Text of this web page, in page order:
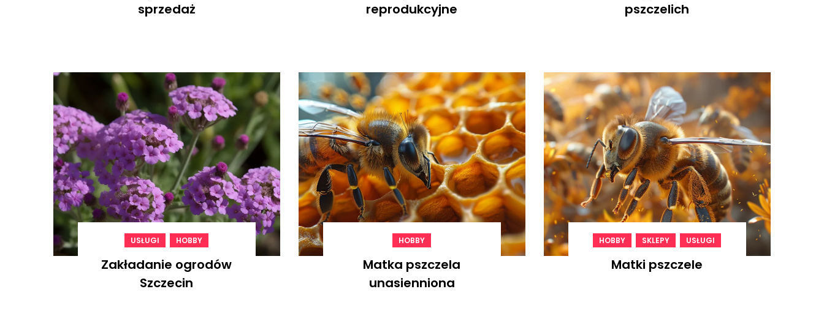
sprzedaż
reprodukcyjne
pszczelich
USŁUGI HOBBY
Zakładanie ogrodów
Szczecin
HOBBY
Matka pszczela
unasienniona
HOBBY SKLEPY USŁUGI
Matki pszczele